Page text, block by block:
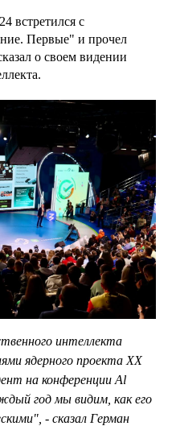
встретился с
Первые" и прочел
о своем видении
интеллекта
ядерного проекта ХХ
на конференции Al
год мы видим, как его
- сказал Герман